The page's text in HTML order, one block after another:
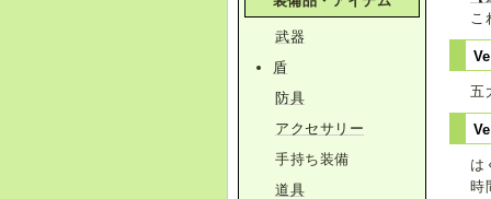
こ
五
は
時
武器
盾
防具
アクセサリー
手持ち装備
道具